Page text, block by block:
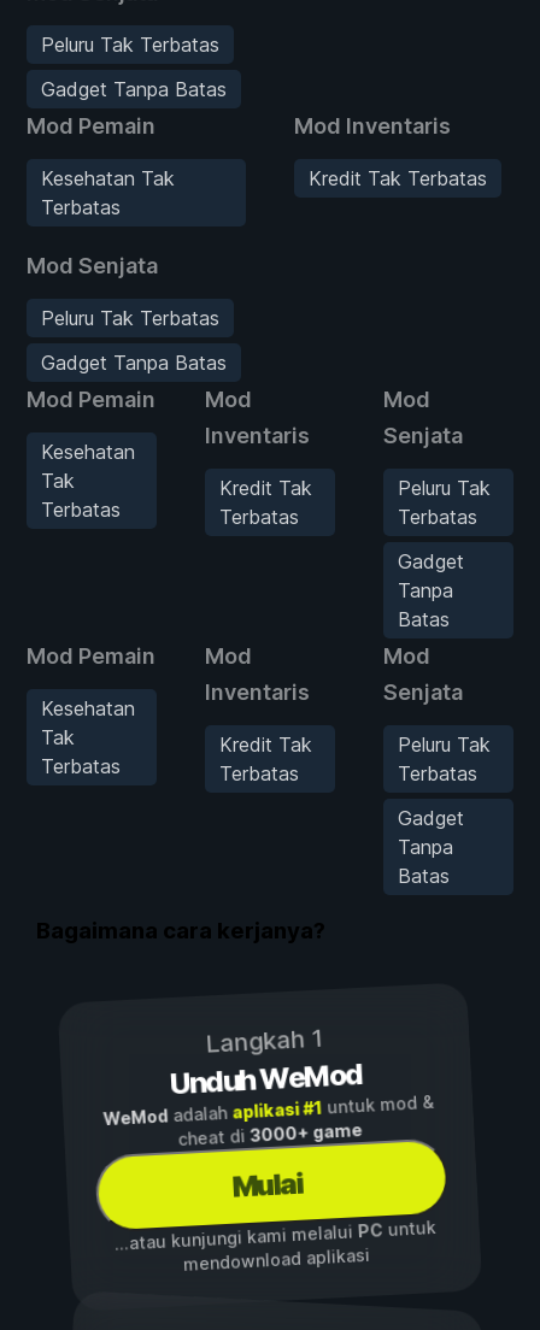
Peluru Tak Terbatas
Gadget Tanpa Batas
Mod Pemain
Kesehatan Tak
Terbatas
Mod Senjata
Peluru Tak Terbatas
Gadget Tanpa Batas
Mod Inventaris
Kredit Tak Terbatas
Mod Pemain
Kesehatan
Tak
Terbatas
Mod
Inventaris
Kredit Tak
Terbatas
Mod
Senjata
Peluru Tak
Terbatas
Gadget
Tanpa
Batas
Mod Pemain
Kesehatan
Tak
Terbatas
Mod
Inventaris
Kredit Tak
Terbatas
Mod
Senjata
Peluru Tak
Terbatas
Gadget
Tanpa
Batas
Bagaimana cara kerjanya?
Langkah 1
Unduh WeMod
WeModadalah aplikasi #1untuk mod &
cheat di3000+ game
Mulai
...atau kunjungi kami melalui PCuntuk
mendownload aplikasi